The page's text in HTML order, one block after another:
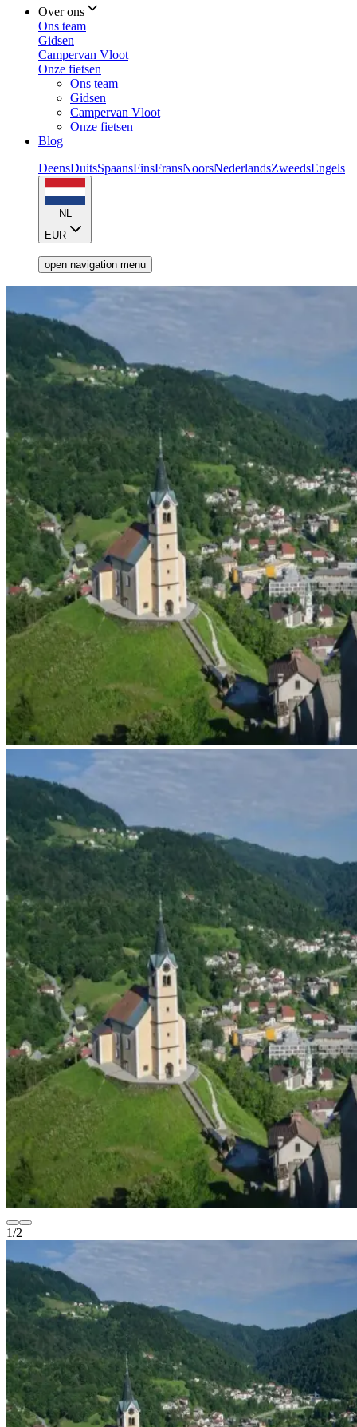
Over ons
Ons team
Gidsen
Campervan Vloot
Onze fietsen
Ons team
Gidsen
Campervan Vloot
Onze fietsen
Blog
DeensDuitsSpaansFinsFransNoorsNederlandsZweedsEngels
NL
EUR
open navigation menu
1/2